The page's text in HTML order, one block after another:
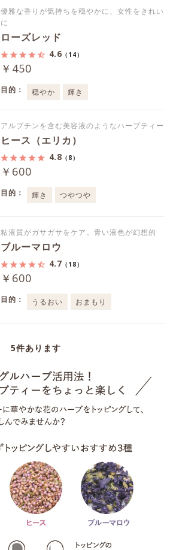
優雅な香りが気持ちを穏やかに、女性をきれい
に
ローズレッド
4.6 （14）
￥450
目的： 穏やか 輝き
アルブチンを含む美容液のようなハーブティー
ヒース（エリカ）
4.8 （8）
￥600
目的： 輝き つやつや
粘液質がガサガサをケア。青い液色が幻想的
ブルーマロウ
4.7 （18）
￥600
目的： うるおい おまもり
5件あります